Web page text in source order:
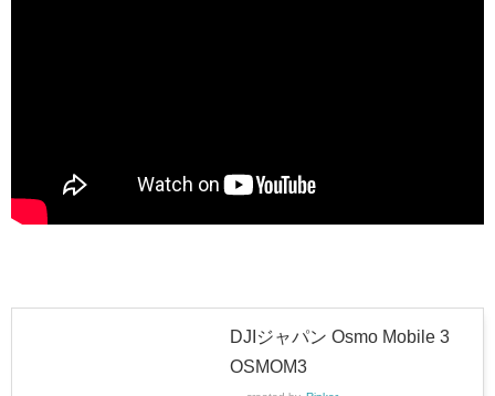
DJIジャパン Osmo Mobile 3
OSMOM3